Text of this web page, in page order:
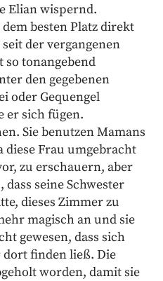
Elian wispernd.
besten Platz direkt
der vergangenen
tonangebend
den gegebenen
oder Gequengel
er sich fügen.
Sie benutzen Mamans
diese Frau umgebracht
zu erschauern, aber
dass seine Schwester
dieses Zimmer zu
magisch an und sie
gewesen, dass sich
finden ließ. Die
worden, damit sie